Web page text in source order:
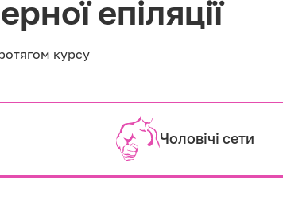
епіляції
курсу
Чоловічі сети